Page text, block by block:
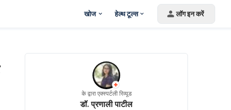
खोज हेल्थ टूल्स लॉग इन करें
के द्वारा एक्स्पर्टली रिव्यूड
डॉ. प्रणाली पाटील